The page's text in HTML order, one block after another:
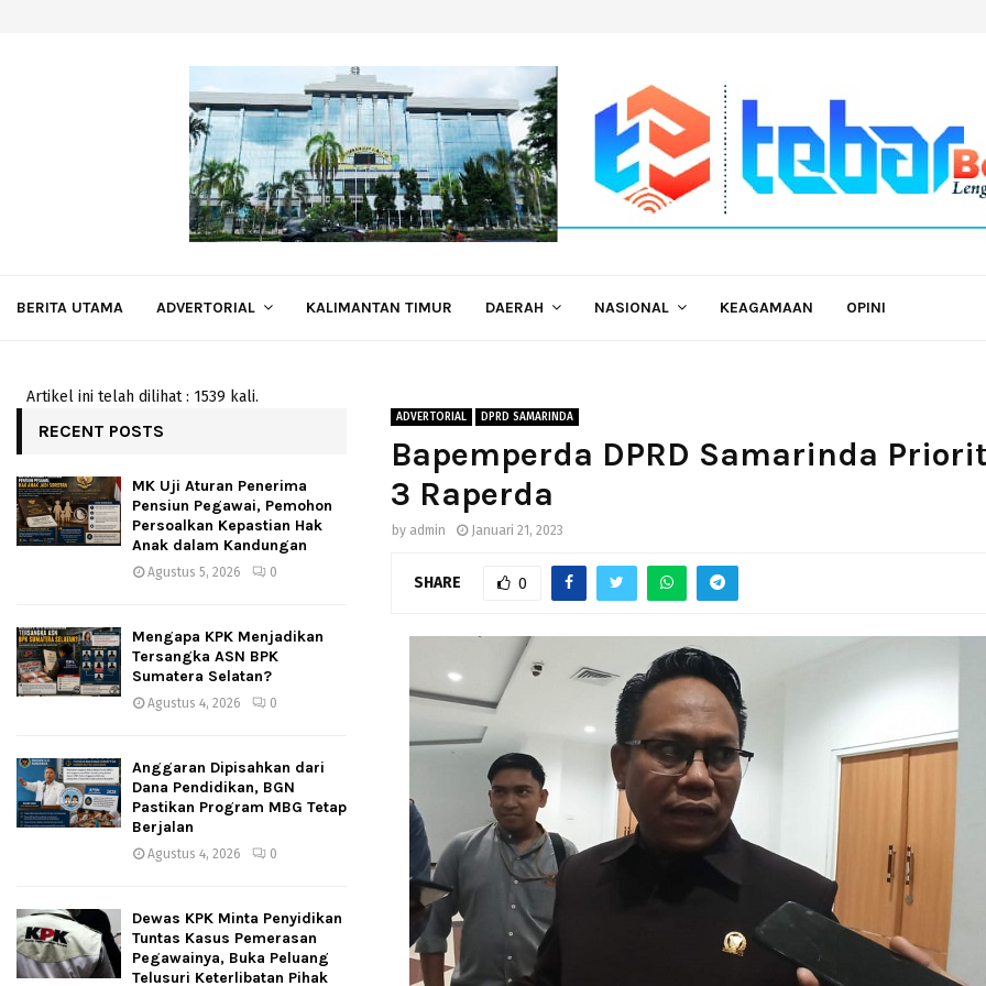
BERITA UTAMA ADVERTORIAL KALIMANTAN TIMUR DAERAH NASIONAL KEAGAMAAN OPINI
Artikel ini telah dilihat : 1539 kali.
ADVERTORIAL DPRD SAMARINDA
Bapemperda DPRD Samarinda
3 Raperda
by admin Januari 21, 2023
SHARE 0
RECENT POSTS
MK Uji Aturan Penerima
Pensiun Pegawai, Pemohon
Persoalkan Kepastian Hak
Anak dalam Kandungan
Agustus 5, 2026 0
Mengapa KPK Menjadikan
Tersangka ASN BPK
Sumatera Selatan?
Agustus 4, 2026 0
Anggaran Dipisahkan dari
Dana Pendidikan, BGN
Pastikan Program MBG Tetap
Berjalan
Agustus 4, 2026 0
Dewas KPK Minta Penyidikan
Tuntas Kasus Pemerasan
Pegawainya, Buka Peluang
Telusuri Keterlibatan Pihak